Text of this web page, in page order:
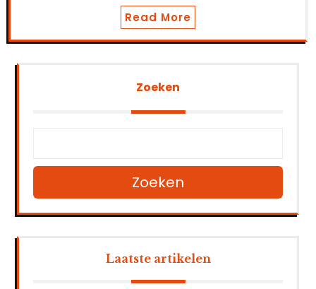
Read More
Zoeken
Zoeken
Laatste artikelen